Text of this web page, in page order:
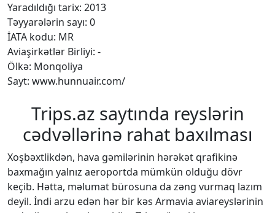
Yaradıldığı tarix: 2013
Təyyarələrin sayı: 0
İATA kodu: MR
Aviaşirkətlər Birliyi: -
Ölkə: Monqoliya
Sayt: www.hunnuair.com/
Trips.az saytında reyslərin
cədvəllərinə rahat baxılması
Xoşbəxtlikdən, hava gəmilərinin hərəkət qrafikinə
baxmağın yalnız aeroportda mümkün olduğu dövr
keçib. Hətta, məlumat bürosuna da zəng vurmaq lazım
deyil. İndi arzu edən hər bir kəs Armavia aviareyslərinin